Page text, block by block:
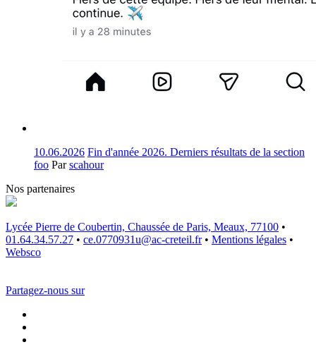
10.06.2026 Fin d'année 2026. Derniers résultats de la section
foo Parscahour
Nos partenaires
Lycée Pierre de Coubertin, Chaussée de Paris, Meaux, 77100 •
01.64.34.57.27 • ce.0770931u@ac-creteil.fr • Mentions légales •
Websco
Partagez-nous sur